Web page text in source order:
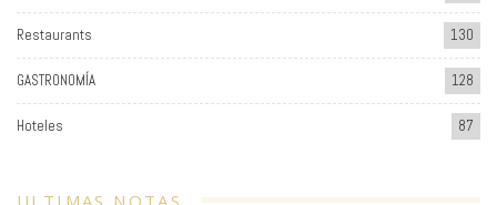
Restaurants 130
GASTRONOMÍA 128
Hoteles 87
ULTIMAS NOTAS